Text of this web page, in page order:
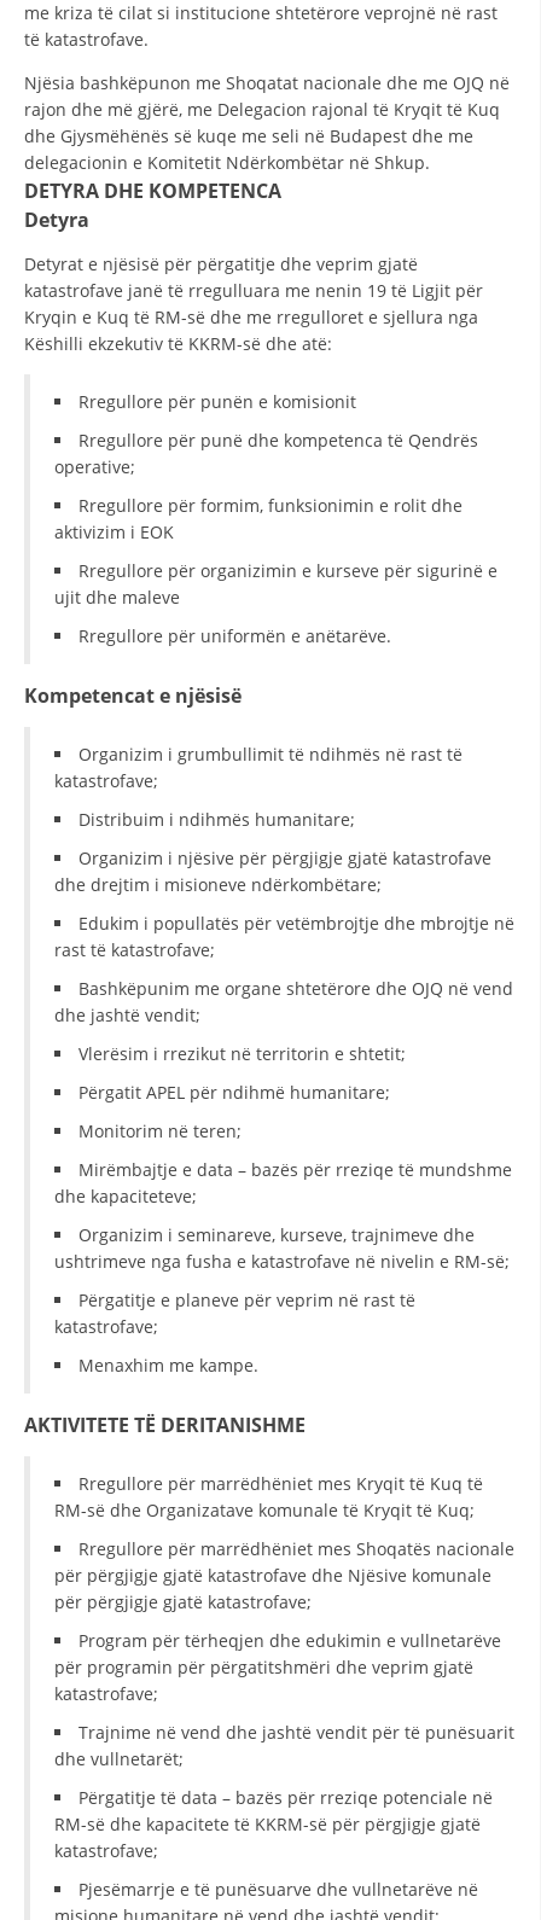
VEPRIMTARI SHËNDETËSORE PREVENTIVE
DHURIMI I GJAKUT
MENAXHIM ME VULLNETARË
KUSH JEMI NE
DORACAKË
STRATEGJI
PRESENTATIONS
me kriza të cilat si institucione shtetërore veprojnë në rast
të katastrofave.
Njësia bashkëpunon me Shoqatat nacionale dhe me OJQ në
rajon dhe më gjërë, me Delegacion rajonal të Kryqit të Kuq
dhe Gjysmëhënës së kuqe me seli në Budapest dhe me
delegacionin e Komitetit Ndërkombëtar në Shkup.
DETYRA DHE KOMPETENCA
Detyra
Detyrat e njësisë për përgatitje dhe veprim gjatë
katastrofave janë të rregulluara me nenin 19 të Ligjit për
Kryqin e Kuq të RM-së dhe me rregulloret e sjellura nga
Këshilli ekzekutiv të KKRM-së dhe atë:
Rregullore për punën e komisionit
Rregullore për punë dhe kompetenca të Qendrës
operative;
Rregullore për formim, funksionimin e rolit dhe
aktivizim i EOK
Rregullore për organizimin e kurseve për sigurinë e
ujit dhe maleve
Rregullore për uniformën e anëtarëve.
Kompetencat e njësisë
Organizim i grumbullimit të ndihmës në rast të
katastrofave;
Distribuim i ndihmës humanitare;
Organizim i njësive për përgjigje gjatë katastrofave
dhe drejtim i misioneve ndërkombëtare;
Edukim i popullatës për vetëmbrojtje dhe mbrojtje në
rast të katastrofave;
Bashkëpunim me organe shtetërore dhe OJQ në vend
dhe jashtë vendit;
Vlerësim i rrezikut në territorin e shtetit;
Përgatit APEL për ndihmë humanitare;
Monitorim në teren;
Mirëmbajtje e data – bazës për rreziqe të mundshme
dhe kapaciteteve;
Organizim i seminareve, kurseve, trajnimeve dhe
ushtrimeve nga fusha e katastrofave në nivelin e RM-së;
Përgatitje e planeve për veprim në rast të
katastrofave;
Menaxhim me kampe.
AKTIVITETE TË DERITANISHME
Rregullore për marrëdhëniet mes Kryqit të Kuq të
RM-së dhe Organizatave komunale të Kryqit të Kuq;
Rregullore për marrëdhëniet mes Shoqatës nacionale
për përgjigje gjatë katastrofave dhe Njësive komunale
për përgjigje gjatë katastrofave;
Program për tërheqjen dhe edukimin e vullnetarëve
për programin për përgatitshmëri dhe veprim gjatë
katastrofave;
Trajnime në vend dhe jashtë vendit për të punësuarit
dhe vullnetarët;
Përgatitje të data – bazës për rreziqe potenciale në
RM-së dhe kapacitete të KKRM-së për përgjigje gjatë
katastrofave;
Pjesëmarrje e të punësuarve dhe vullnetarëve në